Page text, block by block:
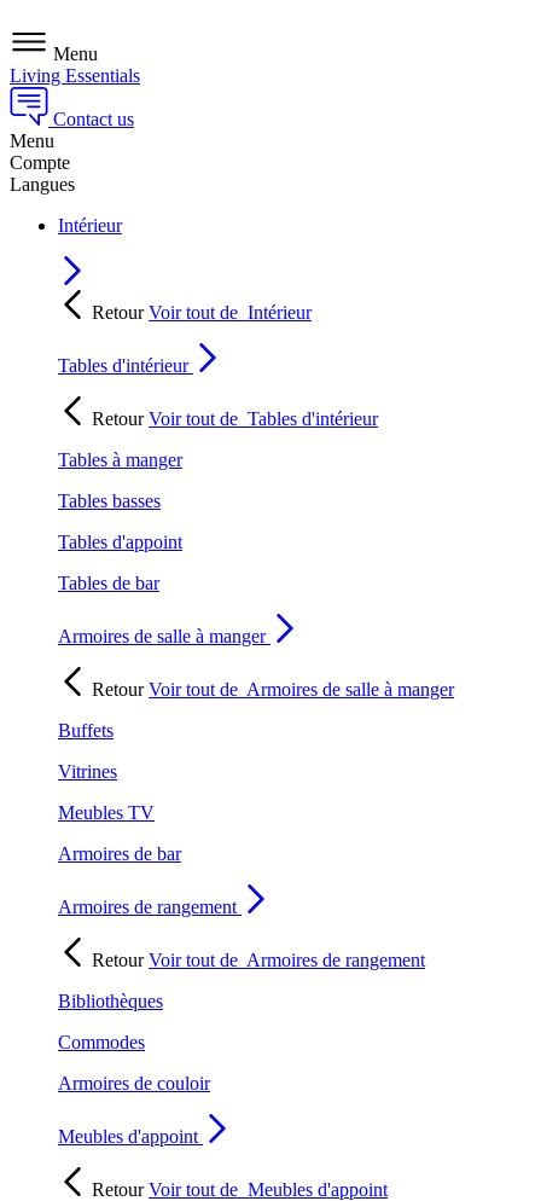
Menu
Living Essentials
Contact us
Menu
Compte
Langues
Intérieur
RetourVoir tout de Intérieur
Tables d'intérieur
RetourVoir tout de Tables d'intérieur
Tables à manger
Tables basses
Tables d'appoint
Tables de bar
Armoires de salle à manger
RetourVoir tout de Armoires de salle à manger
Buffets
Vitrines
Meubles TV
Armoires de bar
Armoires de rangement
RetourVoir tout de Armoires de rangement
Bibliothèques
Commodes
Armoires de couloir
Meubles d'appoint
RetourVoir tout de Meubles d'appoint